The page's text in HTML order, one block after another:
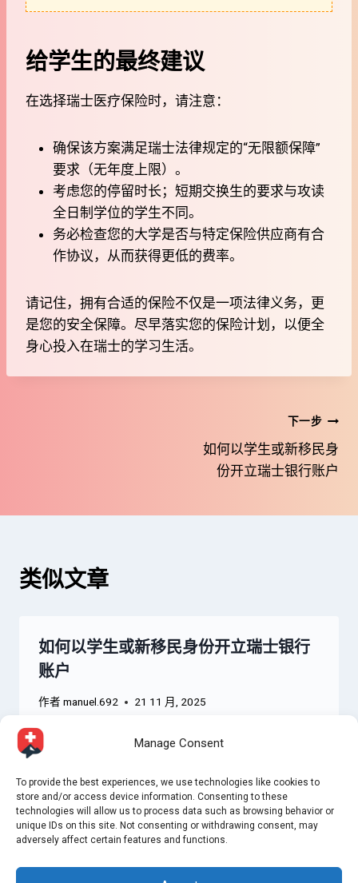
Manage Consent
To provide the best experiences, we use technologies like cookies to
store and/or access device information. Consenting to these
technologies will allow us to process data such as browsing behavior or
unique IDs on this site. Not consenting or withdrawing consent, may
adversely affect certain features and functions.
给学生的最终建议
在选择瑞士医疗保险时，请注意：
确保该方案满足瑞士法律规定的“无限额保障”
要求（无年度上限）。
考虑您的停留时长；短期交换生的要求与攻读
全日制学位的学生不同。
务必检查您的大学是否与特定保险供应商有合
作协议，从而获得更低的费率。
请记住，拥有合适的保险不仅是一项法律义务，更
是您的安全保障。尽早落实您的保险计划，以便全
身心投入在瑞士的学习生活。
下一步
如何以学生或新移民身
份开立瑞士银行账户
类似文章
如何以学生或新移民身份开立瑞士银行
账户
作者 manuel.692 21 11 月, 2025